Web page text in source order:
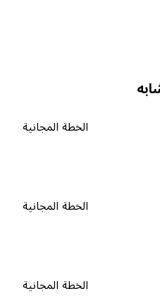
الخطة المجانية
الخطة المجانية
الخطة المجانية